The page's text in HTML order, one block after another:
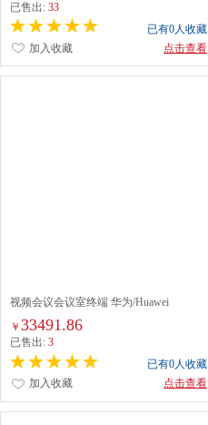
已售出: 33
已有0人收藏
点击查看
加入收藏
视频会议会议室终端 华为/Huawei
BOX600-1080P60
￥ 33491.86
已售出: 3
已有0人收藏
点击查看
加入收藏